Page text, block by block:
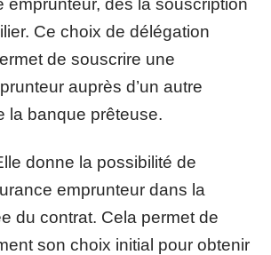
emprunteur, dès la souscription
Ce choix de délégation
de souscrire une
auprès d’un autre
la banque prêteuse.
donne la possibilité de
emprunteur dans la
du contrat. Cela permet de
son choix initial pour obtenir